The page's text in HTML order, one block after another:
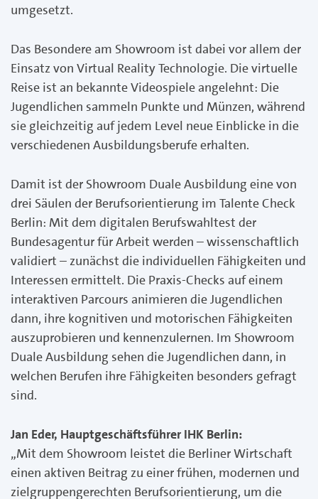
umgesetzt.
Das Besondere am Showroom ist dabei vor allem der
Einsatz von Virtual Reality Technologie. Die virtuelle
Reise ist an bekannte Videospiele angelehnt: Die
Jugendlichen sammeln Punkte und Münzen, während
sie gleichzeitig auf jedem Level neue Einblicke in die
verschiedenen Ausbildungsberufe erhalten.
Damit ist der Showroom Duale Ausbildung eine von
drei Säulen der Berufsorientierung im Talente Check
Berlin: Mit dem digitalen Berufswahltest der
Bundesagentur für Arbeit werden – wissenschaftlich
validiert – zunächst die individuellen Fähigkeiten und
Interessen ermittelt. Die Praxis-Checks auf einem
interaktiven Parcours animieren die Jugendlichen
dann, ihre kognitiven und motorischen Fähigkeiten
auszuprobieren und kennenzulernen. Im Showroom
Duale Ausbildung sehen die Jugendlichen dann, in
welchen Berufen ihre Fähigkeiten besonders gefragt
sind.
Jan Eder, Hauptgeschäftsführer IHK Berlin:
„Mit dem Showroom leistet die Berliner Wirtschaft
einen aktiven Beitrag zu einer frühen, modernen und
zielgruppengerechten Berufsorientierung, um die